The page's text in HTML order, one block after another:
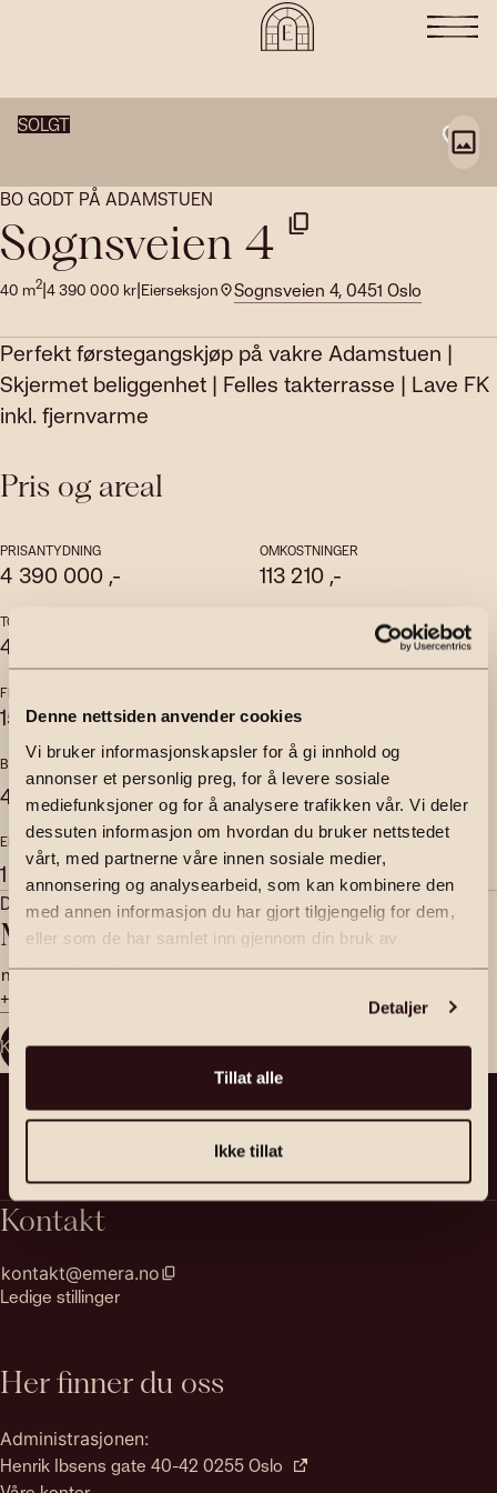
Denne nettsiden anvender cookies
Vi bruker informasjonskapsler for å gi innhold og
annonser et personlig preg, for å levere sosiale
mediefunksjoner og for å analysere trafikken vår. Vi deler
dessuten informasjon om hvordan du bruker nettstedet
vårt, med partnerne våre innen sosiale medier,
annonsering og analysearbeid, som kan kombinere den
med annen informasjon du har gjort tilgjengelig for dem,
eller som de har samlet inn gjennom din bruk av
tjenestene deres.
Detaljer
Tillat alle
Ikke tillat
SOLGT
BO GODT PÅ ADAMSTUEN
Sognsveien 4
40 m2|4 390 000 kr|Eierseksjon Sognsveien 4, 0451 Oslo
Perfekt førstegangskjøp på vakre Adamstuen |
Skjermet beliggenhet | Felles takterrasse | Lave FK
inkl. fjernvarme
Pris og areal
PRISANTYDNING
4 390 000,-
OMKOSTNINGER
113 210,-
TOTALPRIS
4 519 090
FELLESKOSTNADER
per mnd
FELLESGJELD
15 880,- 11 644
BRUKSAREAL
41 m2
INTERNT BRUKSAREAL
40m2
EKSTERNT BRUKSAREAL
1 m2
Daglig leder | Eiendomsmegler MNEF | Partner
Milad Alexander Sabori
milad.sabori@emera.no
+47 923 02 030
Kontakt megler
Kontakt
kontakt@emera.no
Ledige stillinger
Her finner du oss
Administrasjonen:
Henrik Ibsens gate 40-42 0255 Oslo